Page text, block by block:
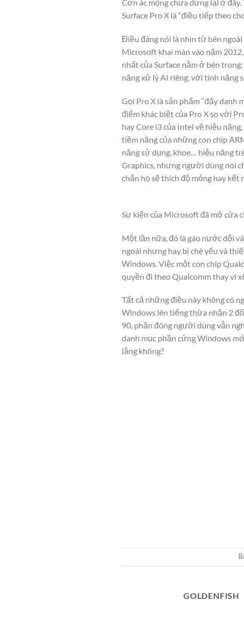
Cơn ác mộng chưa dừng lại ở
Surface Pro X là “điều tiếp theo
Điều đáng nói là nhìn từ bên
Microsoft khai màn vào năm
nhất của Surface nằm ở bên
năng xử lý AI riêng, với tính năng
Gọi Pro X là sản phẩm “đẩy
điểm khác biệt của Pro X so với
hay Core i3 của Intel về hiệu
tiềm năng của những con chip
năng sử dụng, khoe… hiệu năng
Graphics, nhưng người dùng nói
chắn họ sẽ thích độ mỏng hay kết
Sự kiện của Microsoft đã mở cửa
Một lần nữa, đó là gáo nước dội
ngoái nhưng hay bị chê yếu và
Windows. Việc một con chip
quyền đi theo Qualcomm thay vì
Tất cả những điều này không có
Windows lên tiếng thừa nhận 2
90, phần đông người dùng vẫn
danh mục phần cứng Windows
lắng không?
GOLDENFISH